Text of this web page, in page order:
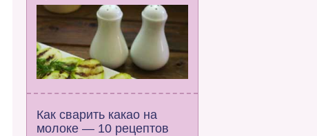
Как сварить какао на
молоке — 10 рецептов